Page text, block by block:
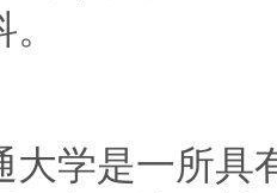
大学是一所具